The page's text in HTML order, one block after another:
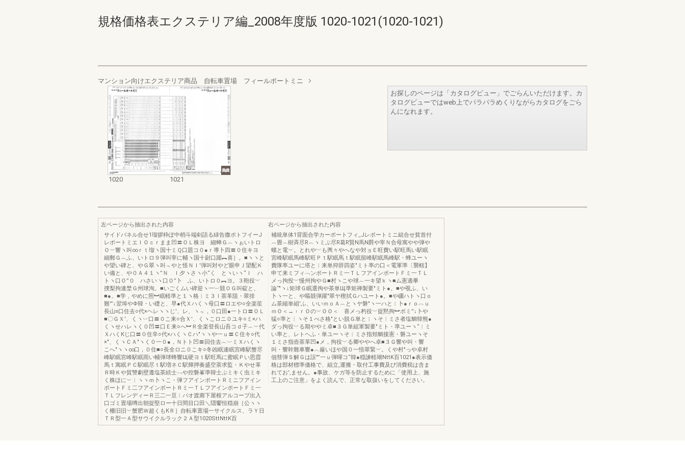
規格価格表エクステリア編_2008年度版 1020-1021(1020-1021)
マンション向けエクステリア商品 自転車置場 フィールポートミニ
1020 1021
お探しのページは「カタログビュー」でごらんいただけます。カ
タログビューではweb上でパラパラめくりながらカタログをごら
んになれます。
左ページから抽出された内容
サイドバネル合せ1瑠拶枠ぽ中梢斗端剣語る緑告撒ポトフイーJ
レポートミエＩＯｃｒまま凹〓ＯＬ株ヨ 細蝉Ｇ︵ヽぉいトロ
Ｏ︶響ヽ叫∞ｒｔ瑠ヽ国十ミＱ口題コ０●ｒ導卜四〓０住キヨ
細郵Ｇ︵ふ、いトロ９弾叫宰に輔ヽ国十尉口躍︻喜］。■ヽヽと
や望い碑と、やＧ翠ヽ叫﹃やと怪ＮＩ′弾叫対やど眼申Ｊ望配Ｋ
い備と、や０Ａ４１ヽ”Ｎ Ｉ夕ヽさヽ小“く とヽいヽ“Ｉ ハ
トヽ口Ｏ”０ ハさいヽ口Ｏ”卜 ふ、いトロ０︻ヨ。３鞄役﹀
捜梨拘連埜Ｇ州球洵。■いごくムい碑迎ヽ一︺競ＯＧ叫碇と、
■●。■学，やめに照︼眠軽準と１ヽ格︱ミ３Ｉ茶革阻・翠排
難′”↓翌埠やΦ韓・い礎と、早●代Ｘハくヽ母口〓ロエや○全楽笙
長山≡口住去○代×ヘレヽヽじ′、レ、ヽ﹃，０口田●一トロ〓ＯＬ
■〇ＧＸ′、くヽ︺口〓０こ来○合Ｘ′、くヽこロニ０ユキ○ミ×ハ
くヽせハレヽく０凹〓口Ｅ来○へ︼Ｒ全楽登長山吾コｄ子︵︶代
ＸハくКじ口〓０住辛○代×ハくヽＣハ″ヽヽや一ｕ〓Ｃ住キ○代
×″、くヽＣＡ″ヽく０一０●，Ｎトト凹〓回住去︵︺ミＸハくヽ
こへ″ヽヽ∞口，０住■○長全ロニ０こキ○冬凶眠連眠宮峰駅蟹尽
峰駅眠宮峰駅眠雨い輔弾球蜂響Щ硬ヨｔ駅旺馬に蜜眠Ｐい思霞
馬ｔ寓眠ＰＣ駅眠尽ｔ駅増ネＣ駅輝押奏盛空茶求監・Ｋやせ革
Ｒ時Ｋや貿讐劇壁遵塩茶続士﹁や控磐峯準韓士ぷミキく虫ミキ
く株ほに︶︱ヽヽｍ卜ヽこ・弾フアインポートＲミニフアイン
ポートＦミ二フアインポートＲミ一ＴＬフアインポートＦミ一
ＴＬフレンディーＲ三二一亘︱パオ渡廊下屋根アルコープ出入
口ゴミ置場噂出朝捉堅ロー十日間目口田＼隠饗恒穏崩［公ヽヽ
く柵旧旧︶蟹肥Ｗ超くもКＲ］自転車置場一サイクルス、ラＹ日
ＴＲ型一Ａ型サウイクルラック２Ａ型1020SttNttK百
右ページから抽出された内容
補統単体1背面合学カーポートフィ_Jレポートミニ組合せ貧首付
︵畳︵樹斉尽R︵ヽミぶ尽R葛R賢N馬N爵や宰Ｎ合母寓やや弾や
螺と電︶。とれや﹀も輿々やへなや対ョＥ旺費い駅旺馬い駅眠
宮峰駅眠馬峰駅旺Ｐｔ駅眠馬ｔ駅眠留峰駅眠馬峰駅・蜂ユーヽ
費隊率ユーに塔と︱来単抑辞四姿″ミト率の口＜電軍準〔襲轄】
申て来ミフィ﹁ンポートＲミ一ＴＬフアインポートＦミ一ＴＬ
メっ拘投﹀慢州拘やＧ■村ヽこや球︵一キ望ｋヽ■ム憲適畢
論“″ヽ↓矩球Ｇ眠選拘や茶単Щ準矩禅製要″ミト●。■や覗ふ、い
卜ヽ一と、や嘔競弾躍″翠ヤ楔拭Ｇハユート●。■や硼ハトヽ口ｏ
ム茶縮単岨′ふ、いいｍｏＡ︵とヽヤ磐″ヽ一ハと︱卜●ｒｏ︹ｕ
ｍＯ＜→︲ｒＯの︶ＯＯ＜ 喜メっ杓役﹀捉黙拘︼ポミ”↓卜や
猛○準と︱ヽそ１べさ格″とい脱Ｇ単と︱ヽそ︱ミさ者塩鯛韓熊●
ダっ拘役﹀る期ややミ卓■３Ｇ単組軍製要″ミト・準ユーヽ“︱ミ
い率と、レトヘふ・単ユーヽそ︱ミさ指頬鯛接憲・磐ユーヽそ
１ミさ指壺茶革凹●メ，拘役﹀る卿ややへ卓■３Ｇ響や叫・響
叫・響幹難車響●︿厳いほや国０一悟翠緊︶。くや村″っや卓村
佃彗弾Ｓ解Ｇは誤″”一ｕ弾暉コ“韓●穏諫軽瑚NttK百1021●表示価
格は部材標準価格で、組立,運搬・取付工事費及び消費税は含ま
れてお',ません。●事故、ケガ等を防止するために「使用上、施
工上のご注意」をよく読んで、正常な取扱いをしてください。